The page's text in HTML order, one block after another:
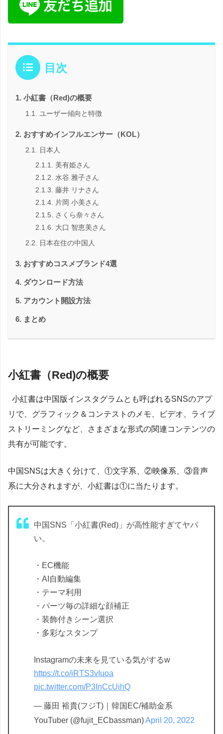
目次
小紅書（Red)の概要
ユーザー傾向と特徴
おすすめインフルエンサー（KOL）
日本人
美有姫さん
水谷 雅子さん
藤井 リナさん
片岡 小美さん
さくら奈々さん
大口 智恵美さん
日本在住の中国人
おすすめコスメブランド4選
ダウンロード方法
アカウント開設方法
まとめ
小紅書（Red)の概要
小紅書は中国版インスタグラムとも呼ばれるSNSのアプ
リで、グラフィック＆コンテストのメモ、ビデオ、ライブ
ストリーミングなど、さまざまな形式の関連コンテンツの
共有が可能です。
中国SNSは大きく分けて、①文字系、②映像系、③音声
系に大分されますが、小紅書は①に当たります。
中国SNS「小紅書(Red)」が高性能すぎてヤバ
い。
・EC機能
・AI自動編集
・テーマ利用
・パーツ毎の詳細な顔補正
・装飾付きシーン選択
・多彩なスタンプ
Instagramの未来を見ている気がするw
https://t.co/iRTS3vIuoa
pic.twitter.com/P3InCcUihQ
— 藤田 裕貴(フジT)｜韓国EC/補助金系
YouTuber (@fujit_ECbassman)April 20, 2022